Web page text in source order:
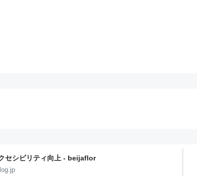
セシビリティ向上 - beijaflor